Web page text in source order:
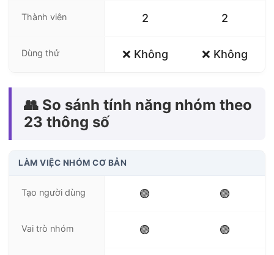
Thành viên 2 2
Dùng thử ❌ Không ❌ Không
👥 So sánh tính năng nhóm theo
23 thông số
LÀM VIỆC NHÓM CƠ BẢN
Tạo người dùng 🟢 🟢
Vai trò nhóm 🟢 🟢